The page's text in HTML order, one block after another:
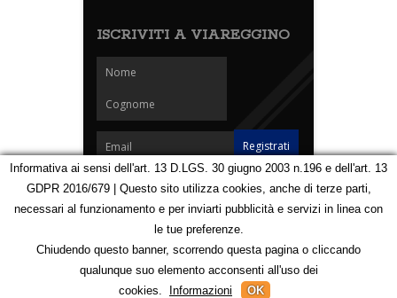
ISCRIVITI A VIAREGGINO
Homepage Notizie Speciali Eventi Foto Carnevale
Partners
Contatti
Mappa
123162905
Informativa ai sensi dell'art. 13 D.LGS. 30 giugno 2003 n.196 e dell'art. 13
GDPR 2016/679 | Questo sito utilizza cookies, anche di terze parti,
necessari al funzionamento e per inviarti pubblicità e servizi in linea con
le tue preferenze.
Chiudendo questo banner, scorrendo questa pagina o cliccando
qualunque suo elemento acconsenti all'uso dei
cookies.
Informazioni OK